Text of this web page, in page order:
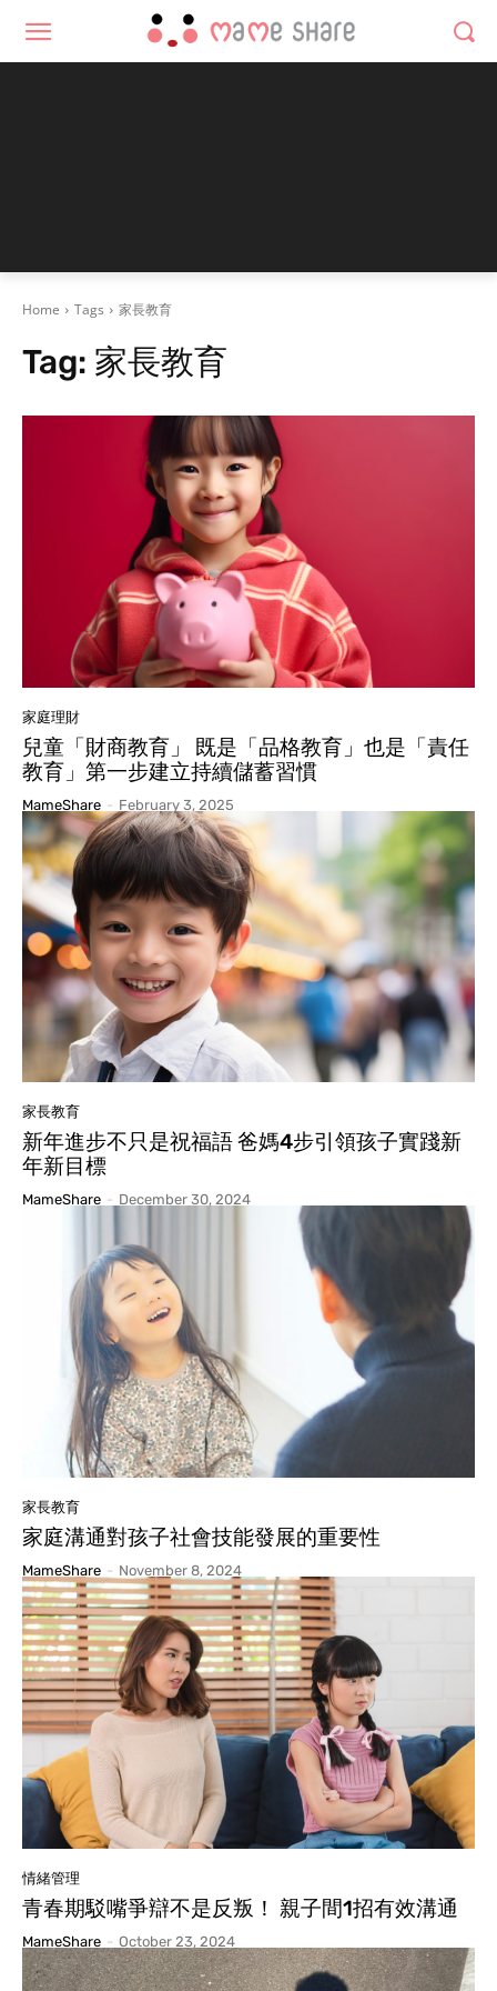
Home Tags 家長教育
Tag: 家長教育
家庭理財
兒童「財商教育」 既是「品格教育」也是「責任
教育」第一步建立持續儲蓄習慣
MameShare - February 3, 2025
家長教育
新年進步不只是祝福語 爸媽4步引領孩子實踐新
年新目標
MameShare - December 30, 2024
家長教育
家庭溝通對孩子社會技能發展的重要性
MameShare - November 8, 2024
情緒管理
青春期駁嘴爭辯不是反叛！ 親子間1招有效溝通
MameShare - October 23, 2024